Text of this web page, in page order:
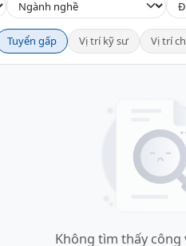
Tuyển gấp Vị trí kỹ sư Vị trí
Không tìm thấy công